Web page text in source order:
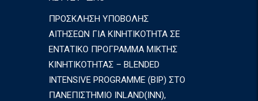
ΠΡΟΣΚΛΗΣΗ ΥΠΟΒΟΛΗΣ
ΑΙΤΗΣΕΩΝ ΓΙΑ ΚΙΝΗΤΙΚΟΤΗΤΑ ΣΕ
ΕΝΤΑΤΙΚΟ ΠΡΟΓΡΑΜΜΑ ΜΙΚΤΗΣ
ΚΙΝΗΤΙΚΟΤΗΤΑΣ – BLENDED
INTENSIVE PROGRAMME (BIP) ΣΤΟ
ΠΑΝΕΠΙΣΤΗΜΙΟ INLAND(INN),